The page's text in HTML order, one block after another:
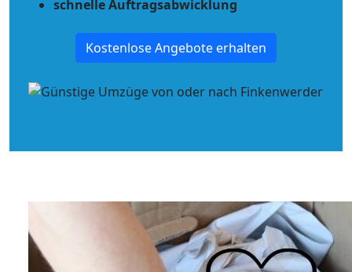
schnelle Auftragsabwicklung
Kostenlose Angebote erhalten